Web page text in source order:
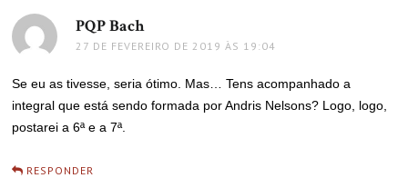
PQP Bachdisse:
27 DE FEVEREIRO DE 2019 ÀS 19:04
Se eu as tivesse, seria ótimo. Mas… Tens acompanhado a
integral que está sendo formada por Andris Nelsons? Logo, logo,
postarei a 6ª e a 7ª.
RESPONDER